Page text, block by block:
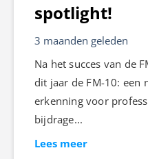
spotlight!
3 maanden geleden
Na het succes van de
dit jaar de FM-10: een
erkenning voor
bijdrage...
Lees meer